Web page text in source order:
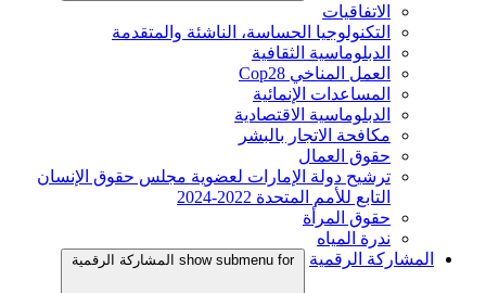
الاتفاقيات
التكنولوجيا الحساسة، الناشئة والمتقدمة
الدبلوماسية الثقافية
العمل المناخي Cop28
المساعدات الإنمائية
الدبلوماسية الاقتصادية
مكافحة الاتجار بالبشر
حقوق العمال
ترشيح دولة الإمارات لعضوية مجلس حقوق الإنسان
التابع للأمم المتحدة 2022-2024
حقوق المرأة
ندرة المياه
المشاركة الرقمية
show submenu for المشاركة الرقمية